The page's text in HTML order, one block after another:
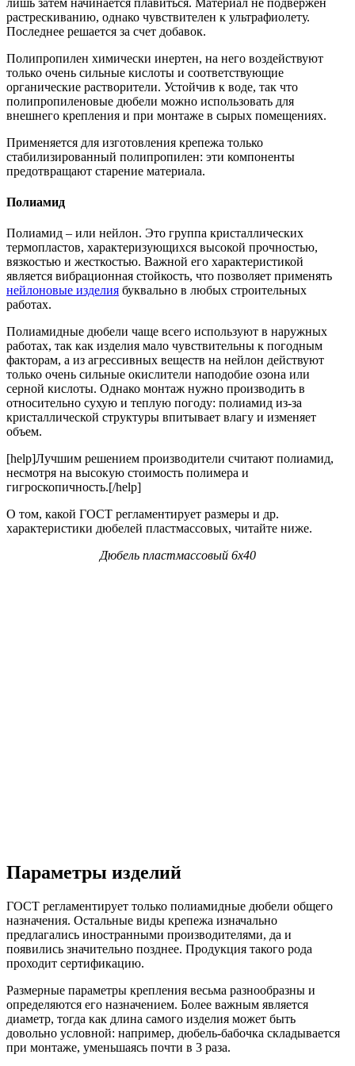
растрескиванию, однако чувствителен к ультрафиолету.
Последнее решается за счет добавок.
Полипропилен химически инертен, на него воздействуют
только очень сильные кислоты и соответствующие
органические растворители. Устойчив к воде, так что
полипропиленовые дюбели можно использовать для
внешнего крепления и при монтаже в сырых помещениях.
Применяется для изготовления крепежа только
стабилизированный полипропилен: эти компоненты
предотвращают старение материала.
Полиамид
Полиамид – или нейлон. Это группа кристаллических
термопластов, характеризующихся высокой прочностью,
вязкостью и жесткостью. Важной его характеристикой
является вибрационная стойкость, что позволяет применять
нейлоновые изделия буквально в любых строительных
работах.
Полиамидные дюбели чаще всего используют в наружных
работах, так как изделия мало чувствительны к погодным
факторам, а из агрессивных веществ на нейлон действуют
только очень сильные окислители наподобие озона или
серной кислоты. Однако монтаж нужно производить в
относительно сухую и теплую погоду: полиамид из-за
кристаллической структуры впитывает влагу и изменяет
объем.
[help]Лучшим решением производители считают полиамид,
несмотря на высокую стоимость полимера и
гигроскопичность.[/help]
О том, какой ГОСТ регламентирует размеры и др.
характеристики дюбелей пластмассовых, читайте ниже.
Дюбель пластмассовый 6х40
Параметры изделий
ГОСТ регламентирует только полиамидные дюбели общего
назначения. Остальные виды крепежа изначально
предлагались иностранными производителями, да и
появились значительно позднее. Продукция такого рода
проходит сертификацию.
Размерные параметры крепления весьма разнообразны и
определяются его назначением. Более важным является
диаметр, тогда как длина самого изделия может быть
довольно условной: например, дюбель-бабочка складывается
при монтаже, уменьшаясь почти в 3 раза.